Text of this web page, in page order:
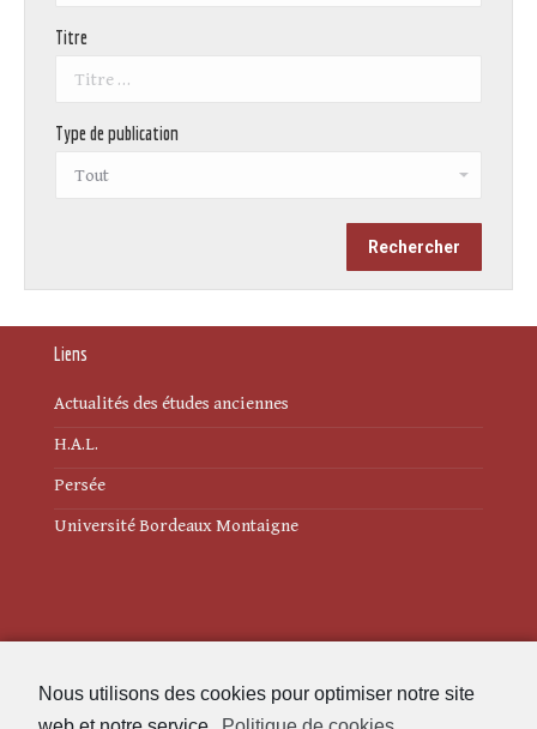
Nous utilisons des cookies pour optimiser notre site
Titre
Type de publication
Liens
Actualités des études anciennes
H.A.L.
Persée
Université Bordeaux Montaigne
Politique de cookies (UE)